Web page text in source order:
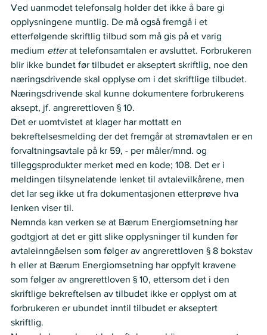
Ved uanmodet telefonsalg holder det ikke å bare gi
opplysningene muntlig. De må også fremgå i et
etterfølgende skriftlig tilbud som må gis på et varig
medium etter at telefonsamtalen er avsluttet. Forbrukeren
blir ikke bundet før tilbudet er akseptert skriftlig, noe den
næringsdrivende skal opplyse om i det skriftlige tilbudet.
Næringsdrivende skal kunne dokumentere forbrukerens
aksept, jf. angrerettloven § 10.
Det er uomtvistet at klager har mottatt en
bekreftelsesmelding der det fremgår at strømavtalen er en
forvaltningsavtale på kr 59, - per måler/mnd. og
tilleggsprodukter merket med en kode; 108. Det er i
meldingen tilsynelatende lenket til avtalevilkårene, men
det lar seg ikke ut fra dokumentasjonen etterprøve hva
lenken viser til.
Nemnda kan verken se at Bærum Energiomsetning har
godtgjort at det er gitt slike opplysninger til kunden før
avtaleinngåelsen som følger av angrerettloven § 8 bokstav
h eller at Bærum Energiomsetning har oppfylt kravene
som følger av angrerettloven § 10, ettersom det i den
skriftlige bekreftelsen av tilbudet ikke er opplyst om at
forbrukeren er ubundet inntil tilbudet er akseptert
skriftlig.